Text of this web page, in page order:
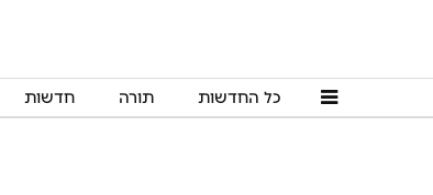
כל החדשות תורה חדשות